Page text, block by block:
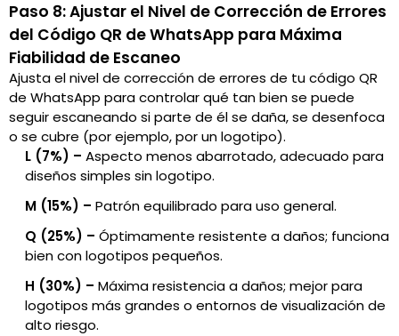
Paso 8: Ajustar el Nivel de Corrección de Errores
del Código QR de WhatsApp para Máxima
Fiabilidad de Escaneo
Ajusta el nivel de corrección de errores de tu código QR
de WhatsApp para controlar qué tan bien se puede
seguir escaneando si parte de él se daña, se desenfoca
o se cubre (por ejemplo, por un logotipo).
L (7%) – Aspecto menos abarrotado, adecuado para
diseños simples sin logotipo.
M (15%) – Patrón equilibrado para uso general.
Q (25%) – Óptimamente resistente a daños; funciona
bien con logotipos pequeños.
H (30%) – Máxima resistencia a daños; mejor para
logotipos más grandes o entornos de visualización de
alto riesgo.